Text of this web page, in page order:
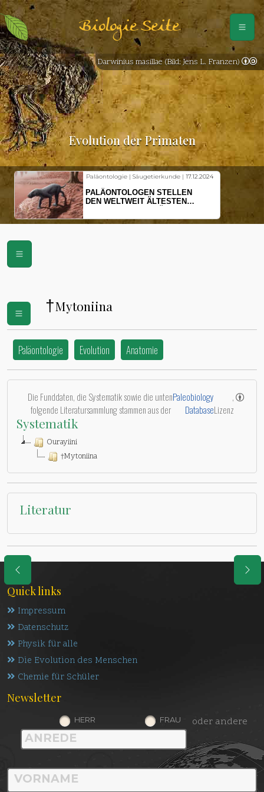
Biologie Seite
Evolution der Primaten
Paläontologie | Säugetierkunde | 17.12.2024
PALÄONTOLOGEN STELLEN
DEN WELTWEIT ÄLTESTEN
VOR
Darwinius masillae (Bild: Jens L. Franzen)
†Mytoniina
Paläontologie Evolution Anatomie
Die Funddaten, die Systematik sowie die unten
folgende Literatursammlung stammen aus der
Paleobiology
Database
,
Lizenz
Systematik
Ourayiini
†Mytoniina
Literatur
Quick links
Impressum
Datenschutz
Physik für alle
Die Evolution des Menschen
Chemie für Schüler
Newsletter
HERR FRAU oder andere